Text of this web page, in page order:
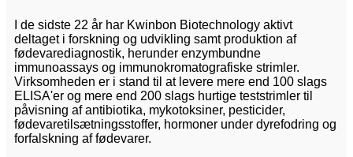
I de sidste 22 år har Kwinbon Biotechnology aktivt
deltaget i forskning og udvikling samt produktion af
fødevarediagnostik, herunder enzymbundne
immunoassays og immunokromatografiske strimler.
Virksomheden er i stand til at levere mere end 100 slags
ELISA'er og mere end 200 slags hurtige teststrimler til
påvisning af antibiotika, mykotoksiner, pesticider,
fødevaretilsætningsstoffer, hormoner under dyrefodring og
forfalskning af fødevarer.